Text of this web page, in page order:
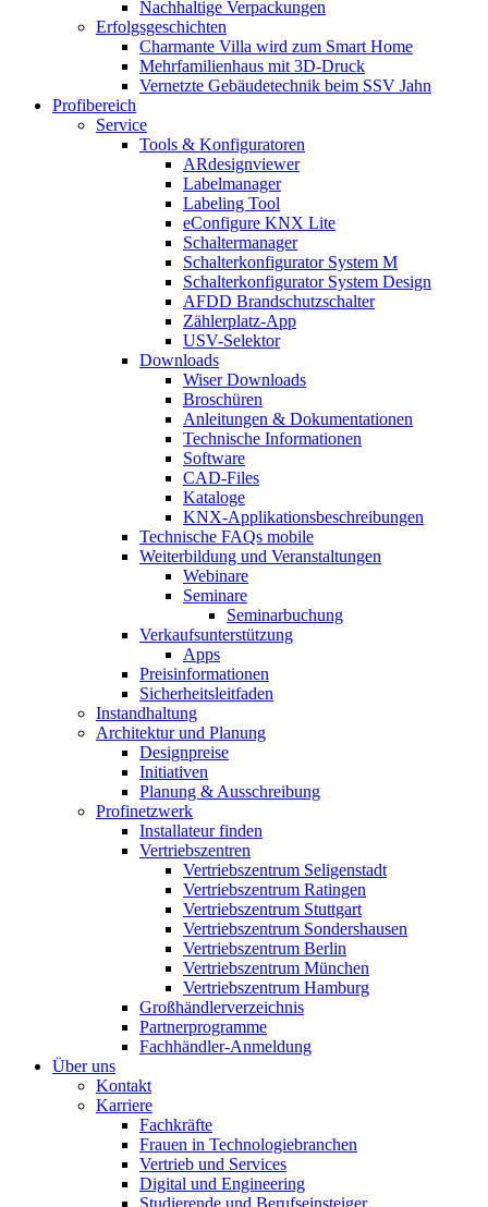
Nachhaltige Verpackungen
Erfolgsgeschichten
Charmante Villa wird zum Smart Home
Mehrfamilienhaus mit 3D-Druck
Vernetzte Gebäudetechnik beim SSV Jahn
Profibereich
Service
Tools & Konfiguratoren
ARdesignviewer
Labelmanager
Labeling Tool
eConfigure KNX Lite
Schaltermanager
Schalterkonfigurator System M
Schalterkonfigurator System Design
AFDD Brandschutzschalter
Zählerplatz-App
USV-Selektor
Downloads
Wiser Downloads
Broschüren
Anleitungen & Dokumentationen
Technische Informationen
Software
CAD-Files
Kataloge
KNX-Applikationsbeschreibungen
Technische FAQs mobile
Weiterbildung und Veranstaltungen
Webinare
Seminare
Seminarbuchung
Verkaufsunterstützung
Apps
Preisinformationen
Sicherheitsleitfaden
Instandhaltung
Architektur und Planung
Designpreise
Initiativen
Planung & Ausschreibung
Profinetzwerk
Installateur finden
Vertriebszentren
Vertriebszentrum Seligenstadt
Vertriebszentrum Ratingen
Vertriebszentrum Stuttgart
Vertriebszentrum Sondershausen
Vertriebszentrum Berlin
Vertriebszentrum München
Vertriebszentrum Hamburg
Großhändlerverzeichnis
Partnerprogramme
Fachhändler-Anmeldung
Über uns
Kontakt
Karriere
Fachkräfte
Frauen in Technologiebranchen
Vertrieb und Services
Digital und Engineering
Studierende und Berufseinsteiger